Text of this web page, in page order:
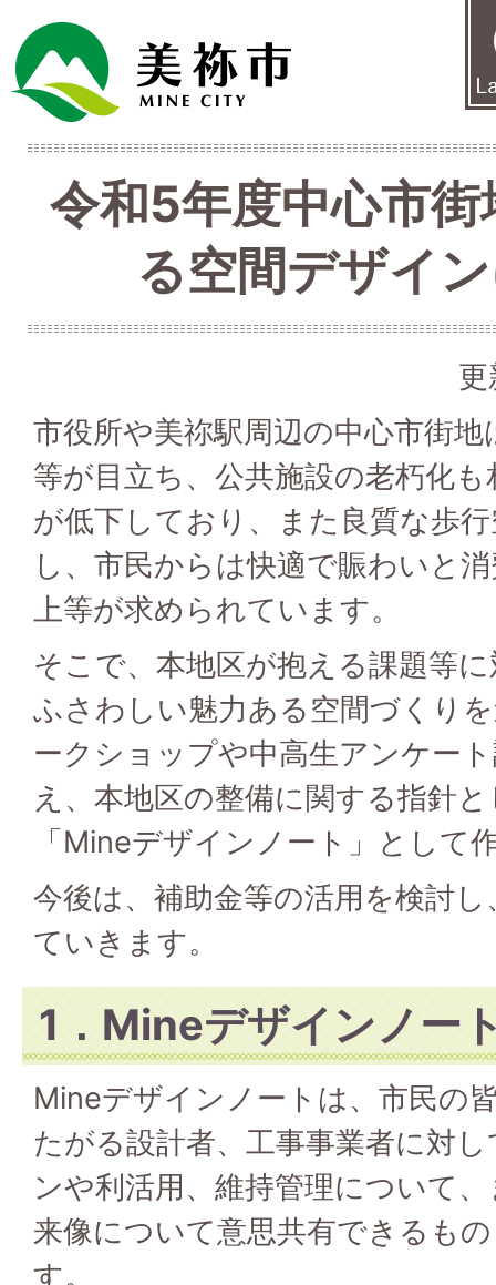
令和5年度中心市
る空間デザイ
市役所や美祢駅周辺の中心市街
等が目立ち、公共施設の老朽化
が低下しており、また良質な歩
し、市民からは快適で賑わいと
上等が求められています。
そこで、本地区が抱える課題等
ふさわしい魅力ある空間づくり
ークショップや中高生アンケー
え、本地区の整備に関する指針
「Mineデザインノート」として
今後は、補助金等の活用を検討
ていきます。
1．Mineデザインノー
Mineデザインノートは、市民の
たがる設計者、工事事業者に対
ンや利活用、維持管理について
来像について意思共有できるも
す。